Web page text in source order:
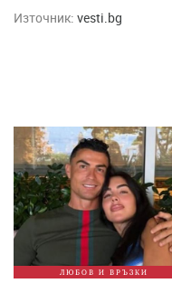
Източник: vesti.bg
ЛЮБОВ И ВРЪЗКИ